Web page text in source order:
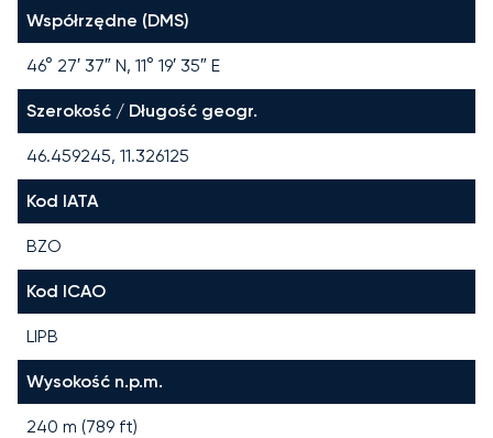
Współrzędne (DMS)
46° 27′ 37″ N, 11° 19′ 35″ E
Szerokość / Długość geogr.
46.459245, 11.326125
Kod IATA
BZO
Kod ICAO
LIPB
Wysokość n.p.m.
240 m (789 ft)